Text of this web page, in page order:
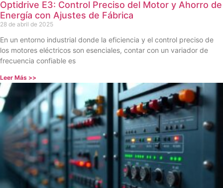
Optidrive E3: Control Preciso del Motor y Ahorro de
Energía con Ajustes de Fábrica
28 de abril de 2025
En un entorno industrial donde la eficiencia y el control preciso de
los motores eléctricos son esenciales, contar con un variador de
frecuencia confiable es
Leer Más >>